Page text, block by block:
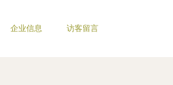
企业信息 访客留言